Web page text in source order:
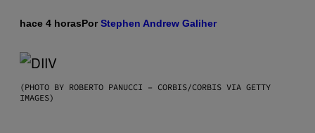
hace 4 horasPorStephen Andrew Galiher
(PHOTO BY ROBERTO PANUCCI – CORBIS/CORBIS VIA GETTY
IMAGES)